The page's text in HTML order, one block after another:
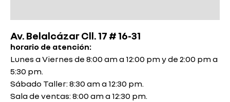
Av. Belalcázar Cll. 17 # 16-31
horario de atención:
Lunes a Viernes de 8:00 am a 12:00 pm y de 2:00 pm a
5:30 pm.
Sábado Taller: 8:30 am a 12:30 pm.
Sala de ventas: 8:00 am a 12:30 pm.